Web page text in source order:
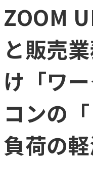
ZOOM
と販売
け「ワ
コンの
負荷の